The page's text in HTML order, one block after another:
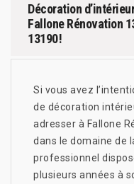
Décoration
Fallone Rénovation
13190 !
Si vous avez
de décoration
adresser à Fallone
dans le domaine de
professionnel
plusieurs années à